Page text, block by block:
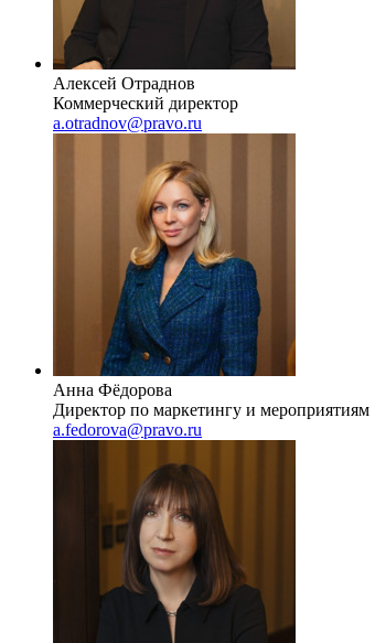
Алексей Отраднов
Коммерческий директор
a.otradnov@pravo.ru
Анна Фёдорова
Директор по маркетингу и мероприятиям
a.fedorova@pravo.ru